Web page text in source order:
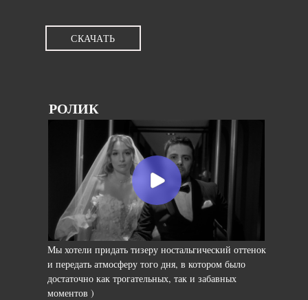
СКАЧАТЬ
РОЛИК
Мы хотели придать тизеру ностальгический оттенок
и передать атмосферу того дня, в котором было
достаточно как трогательных, так и забавных
моментов )